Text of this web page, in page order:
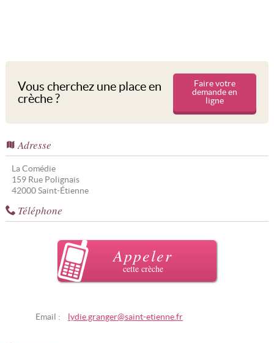
Vous cherchez une place en
crèche ?
Faire votre
demande en
ligne
Adresse
La Comédie
159 Rue Polignais
42000 Saint-Étienne
Téléphone
Appeler
cette crèche
Email : lydie.granger@saint-etienne.fr